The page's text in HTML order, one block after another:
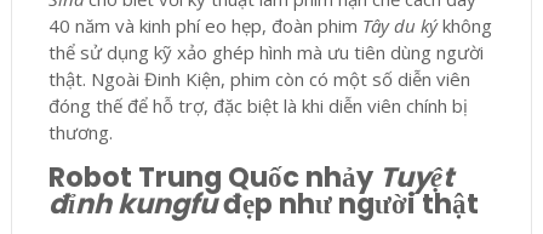
40 năm và kinh phí eo hẹp, đoàn phim Tây du kýkhông
thể sử dụng kỹ xảo ghép hình mà ưu tiên dùng người
thật. Ngoài Đinh Kiện, phim còn có một số diễn viên
đóng thế để hỗ trợ, đặc biệt là khi diễn viên chính bị
thương.
Robot Trung Quốc nhảy Tuyệt
đỉnh kungfuđẹp như người thật